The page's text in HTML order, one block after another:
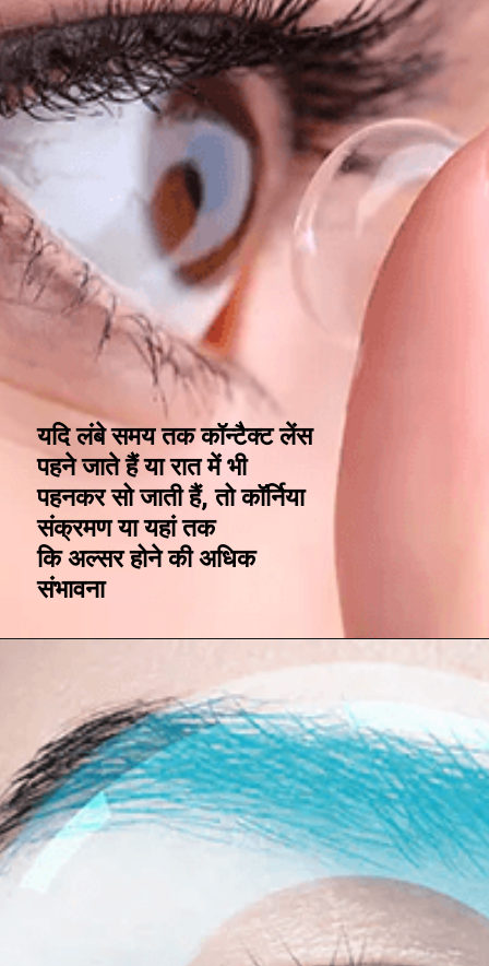
यदि लंबे समय तक कॉन्टैक्ट लेंस
पहने जाते हैं या रात में भी
पहनकर सो जाती हैं, तो कॉर्निया
संक्रमण या यहां तक
कि अल्सर होने की अधिक
संभावना